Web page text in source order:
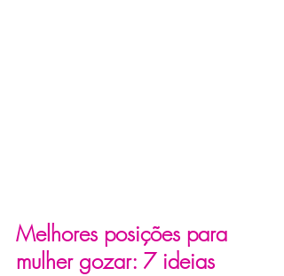
Melhores posições para
mulher gozar: 7 ideias